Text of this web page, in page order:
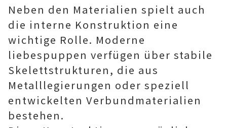
Neben den Materialien spielt auch
die interne Konstruktion eine
wichtige Rolle. Moderne
liebespuppen verfügen über stabile
Skelettstrukturen, die aus
Metalllegierungen oder speziell
entwickelten Verbundmaterialien
bestehen.